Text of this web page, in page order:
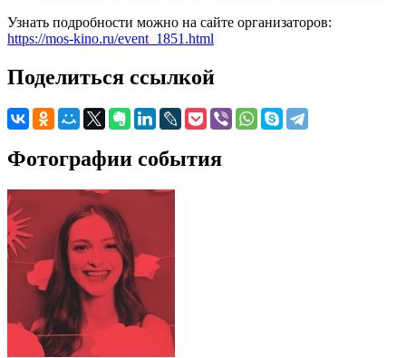
Узнать подробности можно на сайте организаторов:
https://mos-kino.ru/event_1851.html
Поделиться ссылкой
Фотографии события